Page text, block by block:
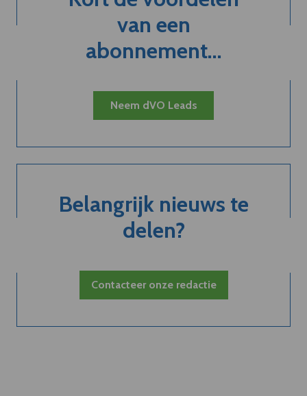
van een
abonnement...
Neem dVO Leads
Belangrijk nieuws te
delen?
Contacteer onze redactie